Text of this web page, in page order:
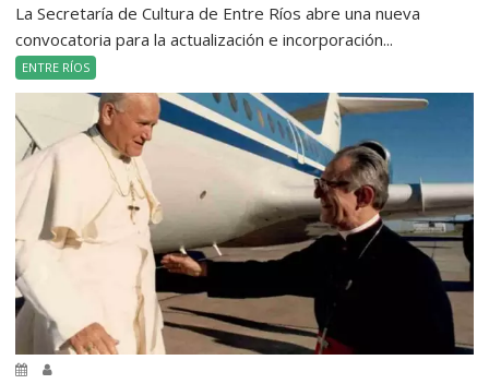
La Secretaría de Cultura de Entre Ríos abre una nueva
convocatoria para la actualización e incorporación...
ENTRE RÍOS